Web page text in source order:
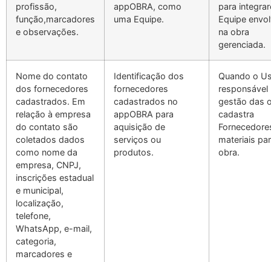
profissão,
função,marcadores
e observações.
appOBRA, como
uma Equipe.
para
Equipe
na obra
gerenciada.
Nome do contato
dos fornecedores
cadastrados. Em
relação à empresa
do contato são
coletados dados
como nome da
empresa, CNPJ,
inscrições estadual
e municipal,
localização,
telefone,
WhatsApp, e-mail,
categoria,
marcadores e
Identificação dos
fornecedores
cadastrados no
appOBRA para
aquisição de
serviços ou
produtos.
Quando o
responsável
gestão das
cadastra
materiais
obra.